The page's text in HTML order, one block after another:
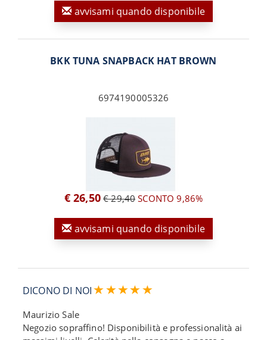
avvisami quando disponibile
BKK TUNA SNAPBACK HAT BROWN
6974190005326
€ 26,50 € 29,40SCONTO 9,86%
avvisami quando disponibile
DICONO DI NOI
Maurizio Sale
Negozio sopraffino! Disponibilità e professionalità ai